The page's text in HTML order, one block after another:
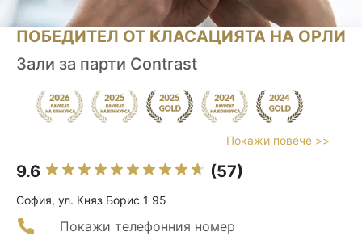
ПОБЕДИТЕЛ ОТ КЛАСАЦИЯТА НА ОРЛИ
Зали за парти Contrast
Покажи повече >>
9.6 (57)
София, ул. Княз Борис 1 95
Покажи телефонния номер